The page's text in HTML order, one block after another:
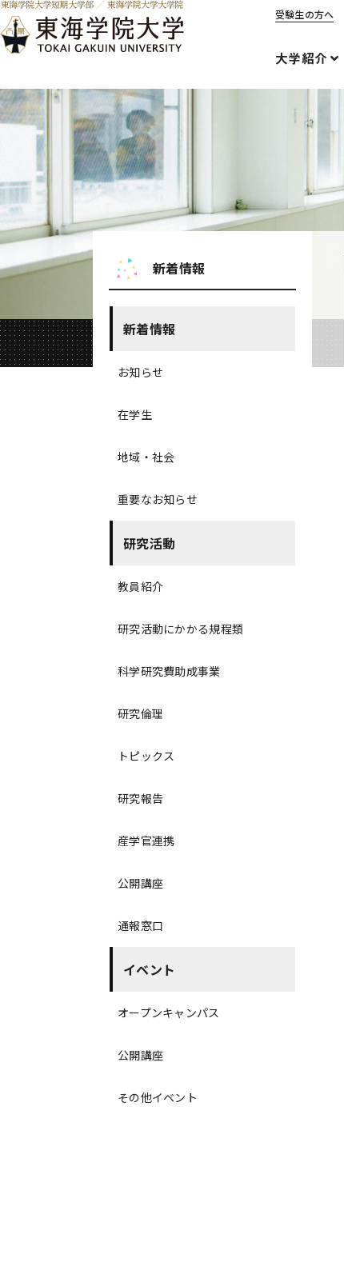
受験生の方へ
大学紹介
新着情報
新着情報
お知らせ
在学生
地域・社会
重要なお知らせ
研究活動
教員紹介
研究活動にかかる規程類
科学研究費助成事業
研究倫理
トピックス
研究報告
産学官連携
公開講座
通報窓口
イベント
オープンキャンパス
公開講座
その他イベント